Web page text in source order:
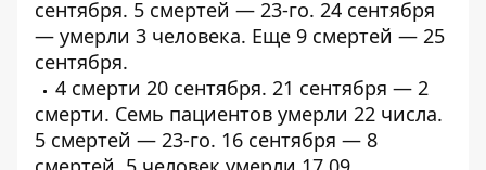
сентября. 5 смертей — 23-го. 24 сентября
— умерли 3 человека. Еще 9 смертей — 25
сентября.
4 смерти 20 сентября. 21 сентября — 2
смерти. Семь пациентов умерли 22 числа.
5 смертей — 23-го. 16 сентября — 8